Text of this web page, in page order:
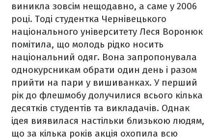
виникла зовсім нещодавно, а саме у 2006
році. Тоді студентка Чернівецького
національного університету Леся Воронюк
помітила, що молодь рідко носить
національний одяг. Вона запропонувала
однокурсникам обрати один день і разом
прийти на пари у вишиванках. У перший
рік до флешмобу долучилися всього кілька
десятків студентів та викладачів. Однак
ідея виявилася настільки близькою людям,
що за кілька років акція охопила всю